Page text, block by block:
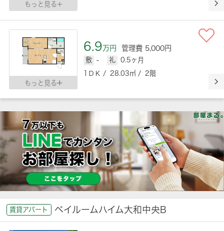
もっと見る
もっと見る
6.9万円 管理費 5,000円
敷 - 礼
0.5ヶ月
1ＤＫ / 28.03㎡ / 2階
賃貸アパート ベイルームハイム大和中央B